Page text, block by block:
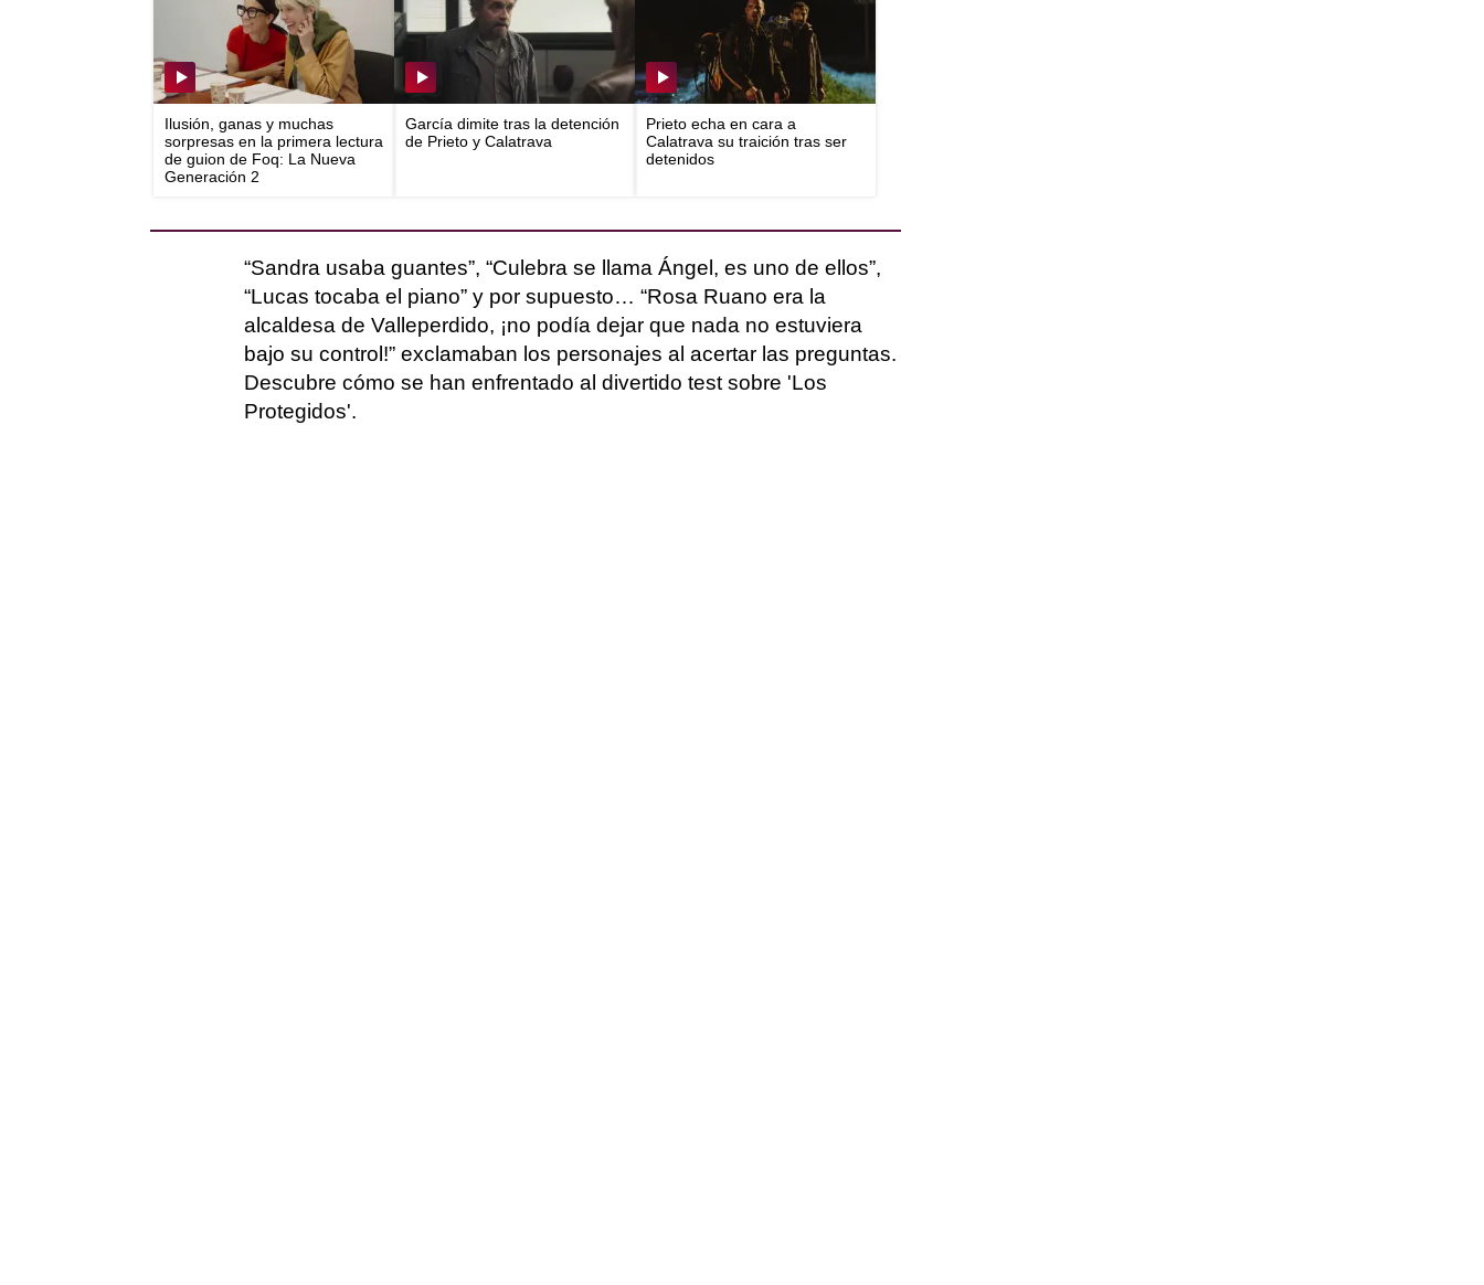
Ilusión, ganas y muchas
sorpresas en la primera lectura
de guion de Foq: La Nueva
Generación 2
García dimite tras la detención
de Prieto y Calatrava
Prieto echa en cara a
Calatrava su traición tras ser
detenidos
“Sandra usaba guantes”, “Culebra se llama Ángel, es uno de ellos”,
“Lucas tocaba el piano” y por supuesto… “Rosa Ruano era la
alcaldesa de Valleperdido, ¡no podía dejar que nada no estuviera
bajo su control!” exclamaban los personajes al acertar las preguntas.
Descubre cómo se han enfrentado al divertido test sobre 'Los
Protegidos'.